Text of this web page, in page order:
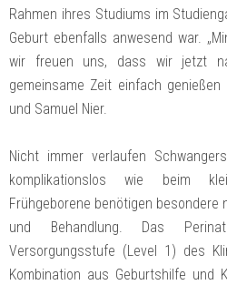
Rahmen ihres Studiums im
Geburt ebenfalls anwesend war.
wir freuen uns, dass wir jetzt
gemeinsame Zeit einfach genießen
und Samuel Nier.
Nicht immer verlaufen
komplikationslos wie beim
Frühgeborene benötigen besondere
und Behandlung. Das
Versorgungsstufe (Level 1) des
Kombination aus Geburtshilfe und